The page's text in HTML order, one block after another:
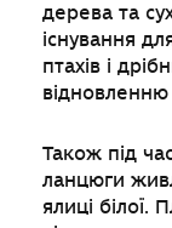
дерева та
існування
птахів і
відновленню
Також під
ланцюги
ялиці білої.